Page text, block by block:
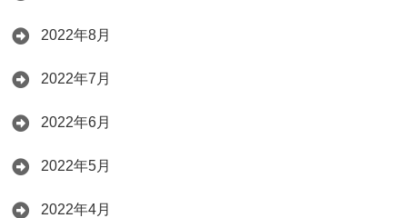
2022年8月
2022年7月
2022年6月
2022年5月
2022年4月